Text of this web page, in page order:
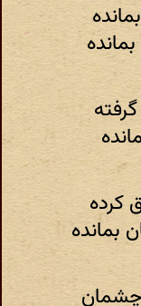
کرده
بمانده